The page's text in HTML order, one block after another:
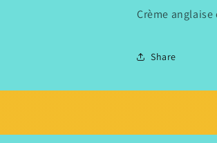
Crème
Share